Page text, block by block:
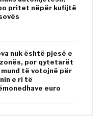
pritet nëpër kufijtë
nuk është pjesë e
por qytetarët
mund të votojnë për
e ri të
euro